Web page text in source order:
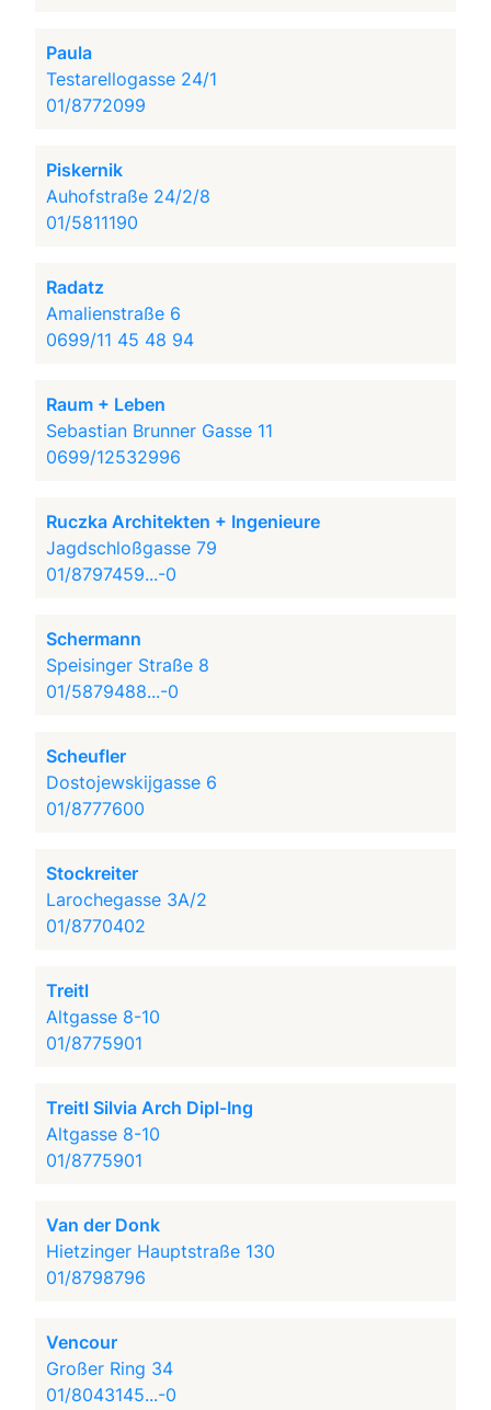
Paula
Testarellogasse 24/1
01/8772099
Piskernik
Auhofstraße 24/2/8
01/5811190
Radatz
Amalienstraße 6
0699/11 45 48 94
Raum + Leben
Sebastian Brunner Gasse 11
0699/12532996
Ruczka Architekten + Ingenieure
Jagdschloßgasse 79
01/8797459...-0
Schermann
Speisinger Straße 8
01/5879488...-0
Scheufler
Dostojewskijgasse 6
01/8777600
Stockreiter
Larochegasse 3A/2
01/8770402
Treitl
Altgasse 8-10
01/8775901
Treitl Silvia Arch Dipl-Ing
Altgasse 8-10
01/8775901
Van der Donk
Hietzinger Hauptstraße 130
01/8798796
Vencour
Großer Ring 34
01/8043145...-0